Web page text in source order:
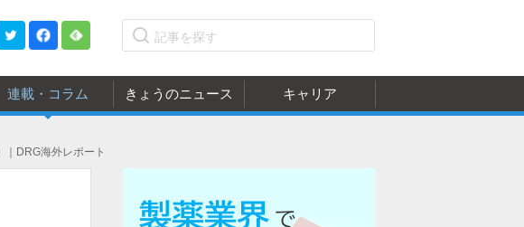
連載・コラム きょうのニュース キャリア
DRG海外レポート